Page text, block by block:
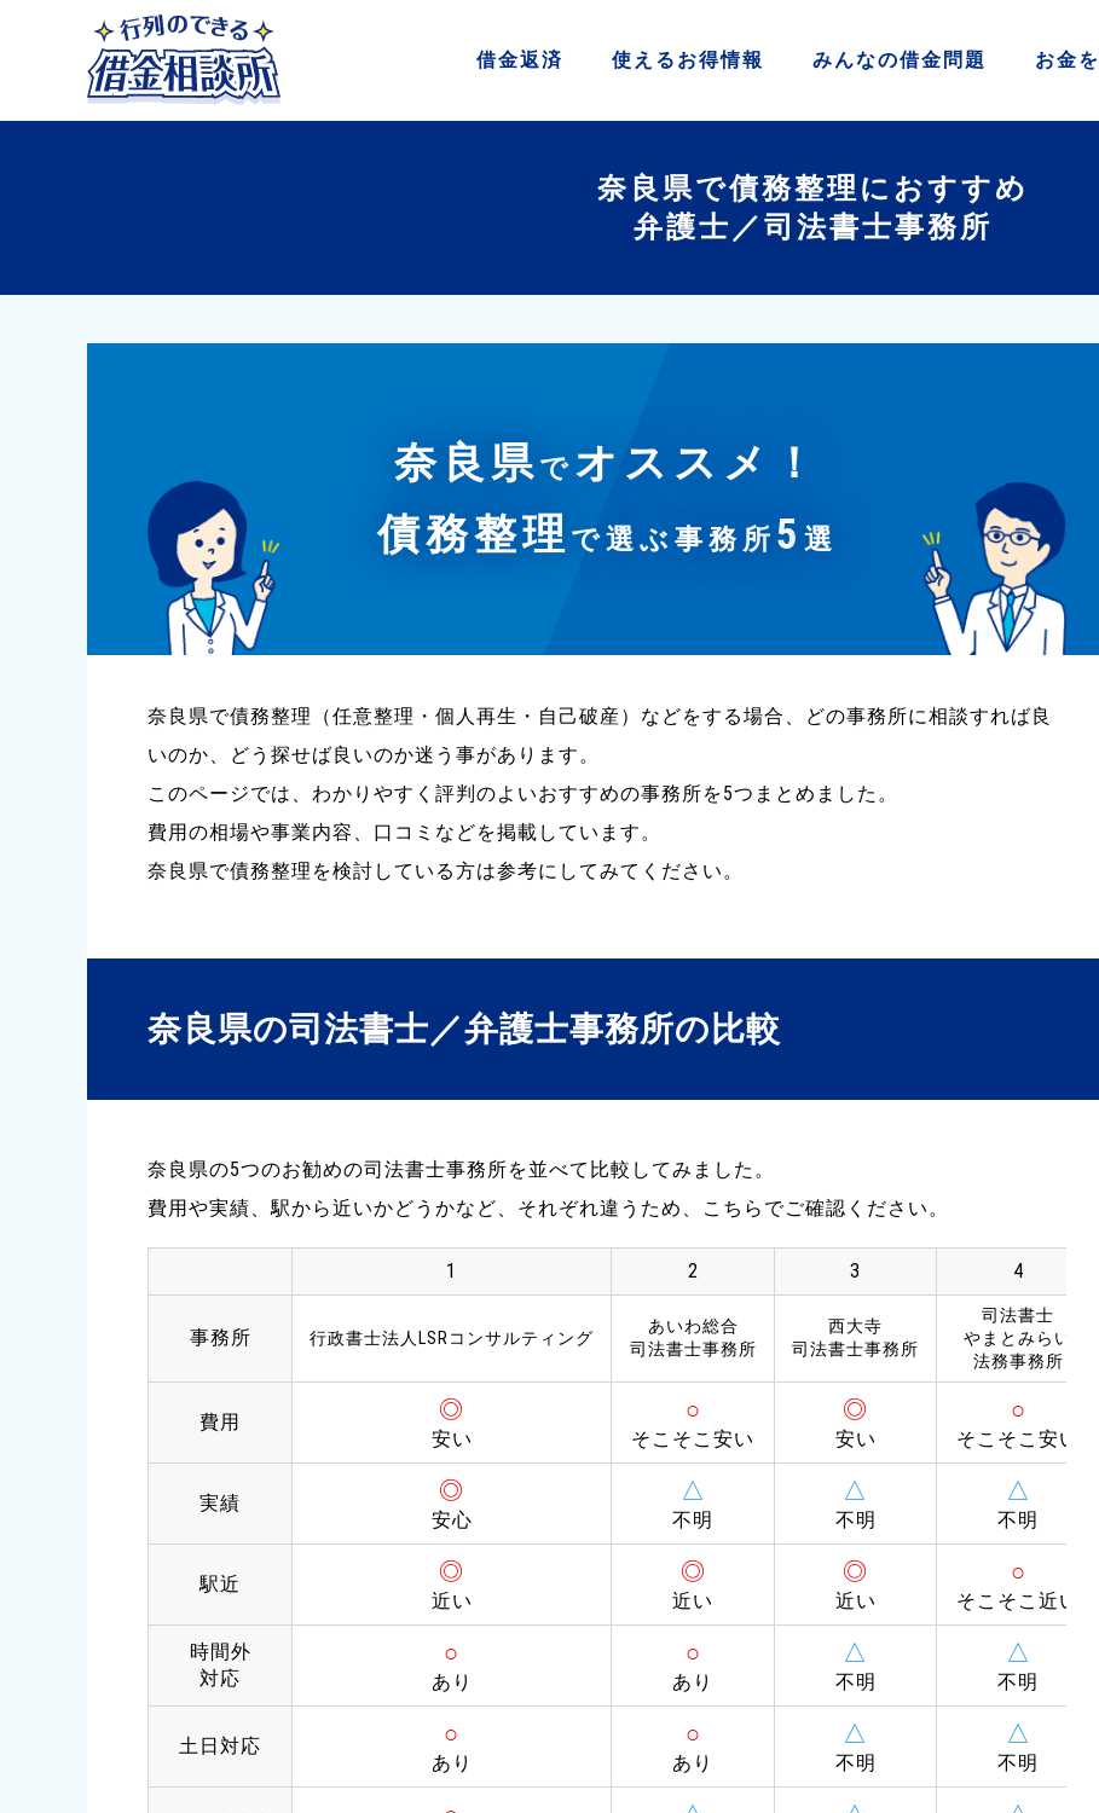
借金返済 使える お得情報 みんなの借金問題 お金を
奈良県で債務整理におすすめ
弁護士／司法書士事務所
奈良県でオススメ！
債務整理 で選ぶ事務所 5 選
奈良県で債務整理（任意整理・個人再生・自己破産）などをする場合、どの事務所に相談すれば良
いのか、どう探せば良いのか迷う事があります。
このページでは、わかりやすく評判のよいおすすめの事務所を5つまとめました。
費用の相場や事業内容、口コミなどを掲載しています。
奈良県で債務整理を検討している方は参考にしてみてください。
奈良県の司法書士／弁護士事務所の比較
奈良県の5つのお勧めの司法書士事務所を並べて比較してみました。
費用や実績、駅から近いかどうかなど、それぞれ違うため、こちらでご確認ください。
1 2 3 4
事務所 行政書士法人LSRコンサルティング
あいわ総合
司法書士事務所
西大寺
司法書士事務所
司法書士
やまとみらい
法務事務所
費用 ◎
安い
○
そこそこ安い
◎
安い
○
そこそこ安い
実績 ◎
安心
△
不明
△
不明
△
不明
駅近 ◎
近い
◎
近い
◎
近い
○
そこそこ近い
時間外
対応
○
あり
○
あり
△
不明
△
不明
土日対応 ○
あり
○
あり
△
不明
△
不明